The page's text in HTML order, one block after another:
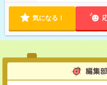
気になる！